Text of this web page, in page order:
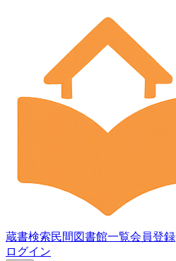
蔵書検索民間図書館一覧会員登録
ログイン